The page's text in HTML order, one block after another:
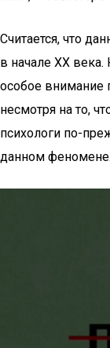
Считается, что
в начале XX
особое внимание
несмотря на то,
психологи по-
данном феномене.